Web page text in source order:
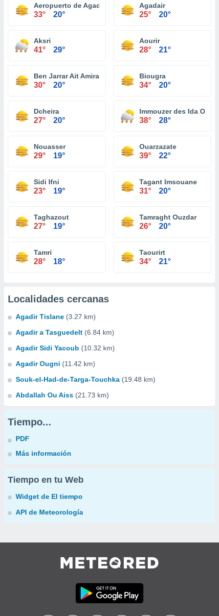
Aeropuerto de Agadir - Al Massira
33° 20°
Agadair
25° 20°
Aksri
41° 29°
Aourir
28° 21°
Ben Jarrar Ait Amira
30° 20°
Biougra
34° 20°
Dcheira
27° 20°
Immouzer des Ida Ou
38° 28°
Nouasser
29° 19°
Ouarzazate
39° 22°
Sidi Ifni
23° 19°
Tagant Imsouane
31° 20°
Taghazout
27° 19°
Tamraght Ouzdar
26° 20°
Tamri
28° 18°
Taourirt
34° 21°
Localidades cercanas
Agadir Tislane (3.27 km)
Agadir a Tasguedelt (6.84 km)
Agadir Sidi Yacoub (10.32 km)
Agadir Ougni (11.42 km)
Souk-el-Had-de-Targa-Touchka (19.48 km)
Abdallah Ou Aiss (21.73 km)
Tiempo...
PDF
Más información
Tiempo en tu Web
Widget de El tiempo
API de Meteorología